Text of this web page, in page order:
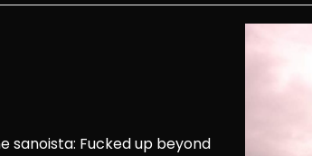
sanoista: Fucked up beyond